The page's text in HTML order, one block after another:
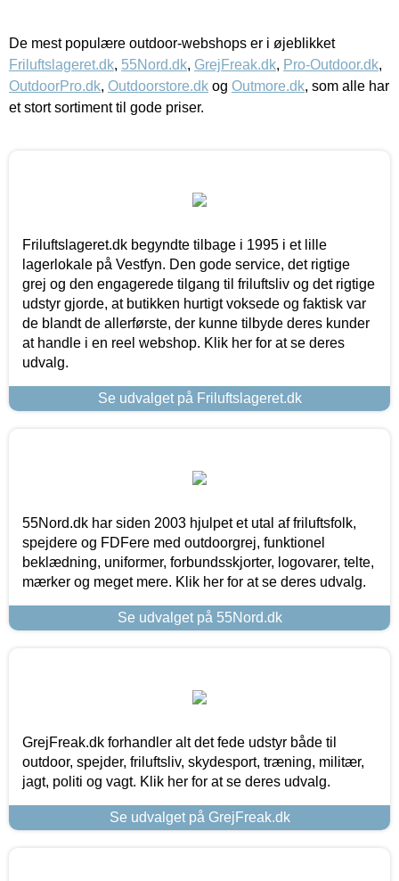
De mest populære outdoor-webshops er i øjeblikket
Friluftslageret.dk, 55Nord.dk, GrejFreak.dk, Pro-Outdoor.dk,
OutdoorPro.dk, Outdoorstore.dk og Outmore.dk, som alle har
et stort sortiment til gode priser.
Friluftslageret.dk begyndte tilbage i 1995 i et lille
lagerlokale på Vestfyn. Den gode service, det rigtige
grej og den engagerede tilgang til friluftsliv og det rigtige
udstyr gjorde, at butikken hurtigt voksede og faktisk var
de blandt de allerførste, der kunne tilbyde deres kunder
at handle i en reel webshop. Klik her for at se deres
udvalg.
Se udvalget på Friluftslageret.dk
55Nord.dk har siden 2003 hjulpet et utal af friluftsfolk,
spejdere og FDFere med outdoorgrej, funktionel
beklædning, uniformer, forbundsskjorter, logovarer, telte,
mærker og meget mere. Klik her for at se deres udvalg.
Se udvalget på 55Nord.dk
GrejFreak.dk forhandler alt det fede udstyr både til
outdoor, spejder, friluftsliv, skydesport, træning, militær,
jagt, politi og vagt. Klik her for at se deres udvalg.
Se udvalget på GrejFreak.dk